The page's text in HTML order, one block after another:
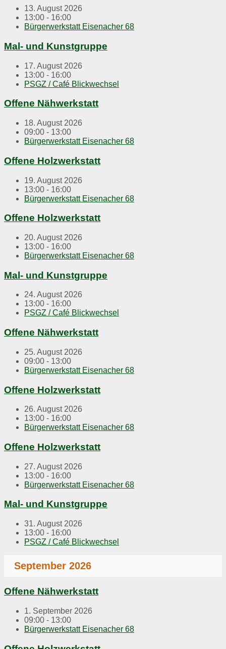
13. August 2026
13:00 - 16:00
Bürgerwerkstatt Eisenacher 68
Mal- und Kunstgruppe
17. August 2026
13:00 - 16:00
PSGZ / Café Blickwechsel
Offene Nähwerkstatt
18. August 2026
09:00 - 13:00
Bürgerwerkstatt Eisenacher 68
Offene Holzwerkstatt
19. August 2026
13:00 - 16:00
Bürgerwerkstatt Eisenacher 68
Offene Holzwerkstatt
20. August 2026
13:00 - 16:00
Bürgerwerkstatt Eisenacher 68
Mal- und Kunstgruppe
24. August 2026
13:00 - 16:00
PSGZ / Café Blickwechsel
Offene Nähwerkstatt
25. August 2026
09:00 - 13:00
Bürgerwerkstatt Eisenacher 68
Offene Holzwerkstatt
26. August 2026
13:00 - 16:00
Bürgerwerkstatt Eisenacher 68
Offene Holzwerkstatt
27. August 2026
13:00 - 16:00
Bürgerwerkstatt Eisenacher 68
Mal- und Kunstgruppe
31. August 2026
13:00 - 16:00
PSGZ / Café Blickwechsel
September 2026
Offene Nähwerkstatt
1. September 2026
09:00 - 13:00
Bürgerwerkstatt Eisenacher 68